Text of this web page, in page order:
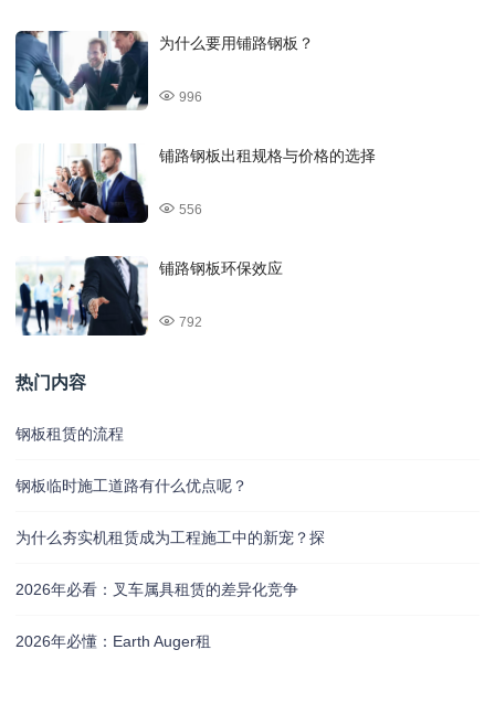
为什么要用铺路钢板？
996
铺路钢板出租规格与价格的选择
556
铺路钢板环保效应
792
热门内容
钢板租赁的流程
钢板临时施工道路有什么优点呢？
为什么夯实机租赁成为工程施工中的新宠？探
2026年必看：叉车属具租赁的差异化竞争
2026年必懂：Earth Auger租